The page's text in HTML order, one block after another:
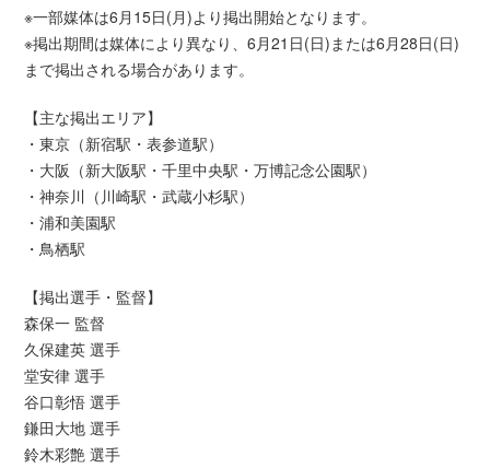
※一部媒体は6月15日(月)より掲出開始となります。
※掲出期間は媒体により異なり、6月21日(日)または6月28日(日)
まで掲出される場合があります。
【主な掲出エリア】
・東京（新宿駅・表参道駅）
・大阪（新大阪駅・千里中央駅・万博記念公園駅）
・神奈川（川崎駅・武蔵小杉駅）
・浦和美園駅
・鳥栖駅
【掲出選手・監督】
森保一 監督
久保建英 選手
堂安律 選手
谷口彰悟 選手
鎌田大地 選手
鈴木彩艶 選手